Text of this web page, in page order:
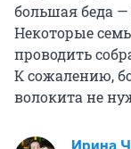
большая беда
Некоторые
проводить
К сожалению,
волокита не
Ирина